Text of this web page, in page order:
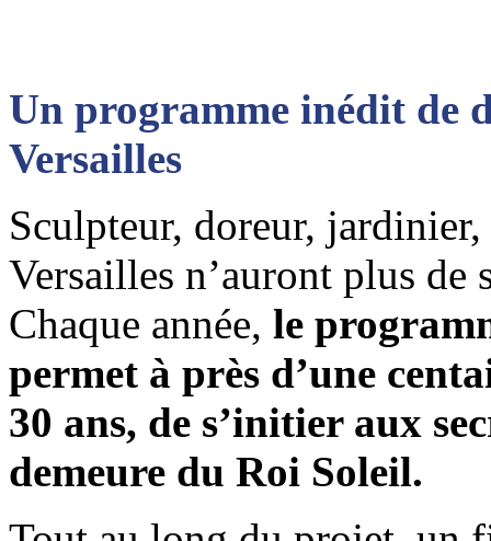
Un programme inédit de
Versailles
Sculpteur, doreur,
Versailles n’auront plus
Chaque année, le
permet à près d’une
30 ans, de s’initier aux
demeure du Roi Soleil.